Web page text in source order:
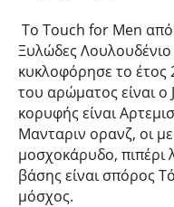
Το Touch for Men από
Ξυλώδες
κυκλοφόρησε το
του αρώματος είναι
κορυφής είναι
Μανταριν ορανζ, οι
μοσχοκάρυδο, πιπέρι
βάσης είναι σπόρος
μόσχος.